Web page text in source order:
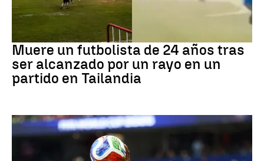
Muere un futbolista de 24 años tras
ser alcanzado por un rayo en un
partido en Tailandia